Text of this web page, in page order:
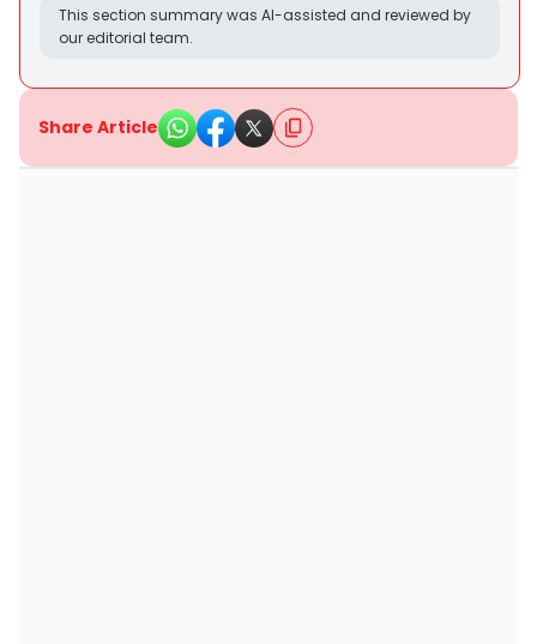
This section summary was AI-assisted and reviewed by
our editorial team.
Share Article